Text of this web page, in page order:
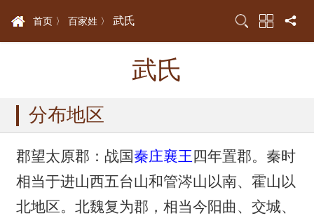
首页 〉 百家姓 〉 武氏
武氏
分布地区
郡望太原郡：战国秦庄襄王四年置郡。秦时
相当于进山西五台山和管涔山以南、霍山以
北地区。北魏复为郡，相当今阳曲、交城、